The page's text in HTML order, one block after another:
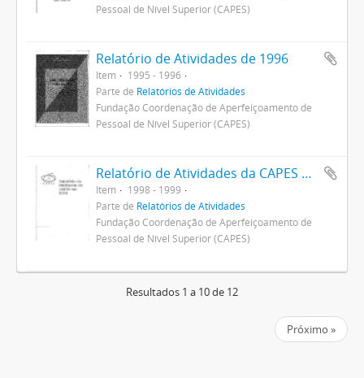
Pessoal de Nível Superior (CAPES)
Relatório de Atividades de 1996
Item
1995 - 1996
Parte de Relatórios de Atividades
Fundação Coordenação de Aperfeiçoamento de
Pessoal de Nível Superior (CAPES)
Relatório de Atividades da CAPES em 1998
Item
1998 - 1999
Parte de Relatórios de Atividades
Fundação Coordenação de Aperfeiçoamento de
Pessoal de Nível Superior (CAPES)
Resultados 1 a 10 de 12
Próximo »